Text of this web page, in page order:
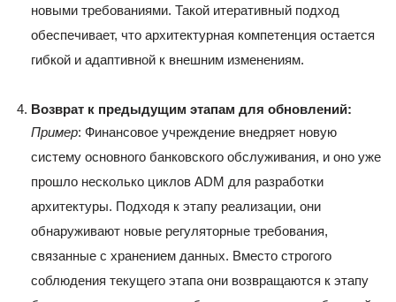
новыми требованиями. Такой итеративный подход
обеспечивает, что архитектурная компетенция остается
гибкой и адаптивной к внешним изменениям.
Возврат к предыдущим этапам для обновлений:
Пример: Финансовое учреждение внедряет новую
систему основного банковского обслуживания, и оно уже
прошло несколько циклов ADM для разработки
архитектуры. Подходя к этапу реализации, они
обнаруживают новые регуляторные требования,
связанные с хранением данных. Вместо строгого
соблюдения текущего этапа они возвращаются к этапу